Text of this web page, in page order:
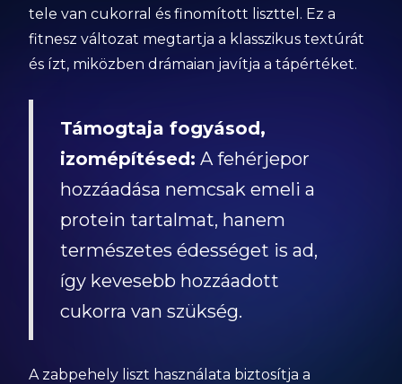
tele van cukorral és finomított liszttel. Ez a
fitnesz változat megtartja a klasszikus textúrát
és ízt, miközben drámaian javítja a tápértéket.
Támogtaja fogyásod,
izomépítésed: A fehérjepor
hozzáadása nemcsak emeli a
protein tartalmat, hanem
természetes édességet is ad,
így kevesebb hozzáadott
cukorra van szükség.
A zabpehely liszt használata biztosítja a